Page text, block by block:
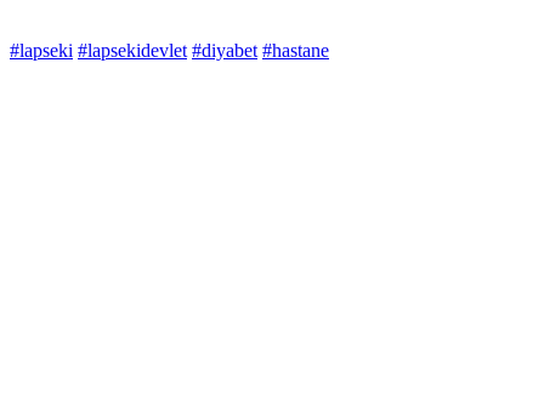
#lapseki #lapsekidevlet #diyabet #hastane